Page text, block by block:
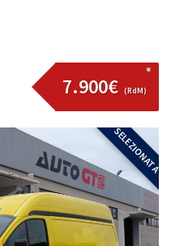
7.900€ (RdM)
SELEZIONATA